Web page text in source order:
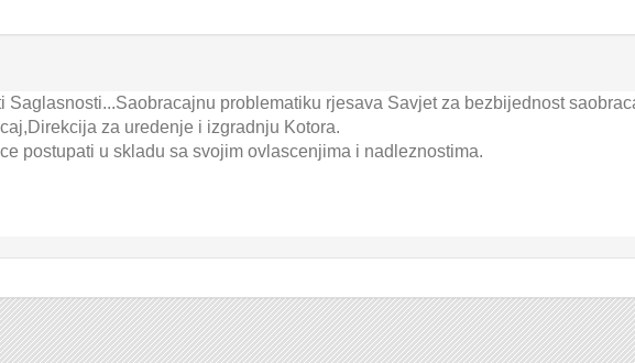
problematiku rjesava Savjet za bezbijednost
za uredenje i izgradnju Kotora.
postupati u skladu sa svojim ovlascenjima i nadleznostima.